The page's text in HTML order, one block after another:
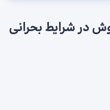
در شرایط بحرانی